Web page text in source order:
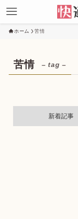
ホーム 苦情
苦情 – tag –
新着記事